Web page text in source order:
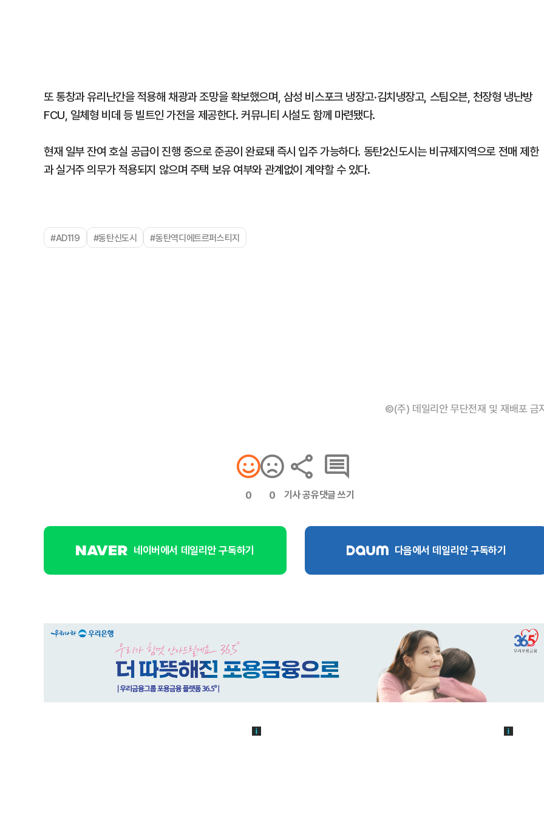
또 통창과 유리난간을 적용해 채광과 조망을 확보했으며, 삼성 비스포크 냉장고·김치냉장고, 스팀오븐, 천장형 냉난방
FCU, 일체형 비데 등 빌트인 가전을 제공한다. 커뮤니티 시설도 함께 마련됐다.
현재 일부 잔여 호실 공급이 진행 중으로 준공이 완료돼 즉시 입주 가능하다. 동탄2신도시는 비규제지역으로 전매 제한
과 실거주 의무가 적용되지 않으며 주택 보유 여부와 관계없이 계약할 수 있다.
#AD119 #동탄신도시 #동탄역디에트르퍼스티지
©(주) 데일리안 무단전재 및 재배포 금
0 0 기사 공유댓글 쓰기
네이버에서 데일리안 구독하기 다음에서 데일리안 구독하기